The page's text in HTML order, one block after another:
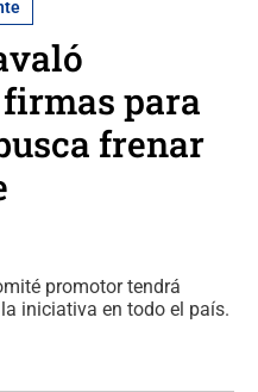
para
frenar
promotor tendrá
iniciativa en todo el país.